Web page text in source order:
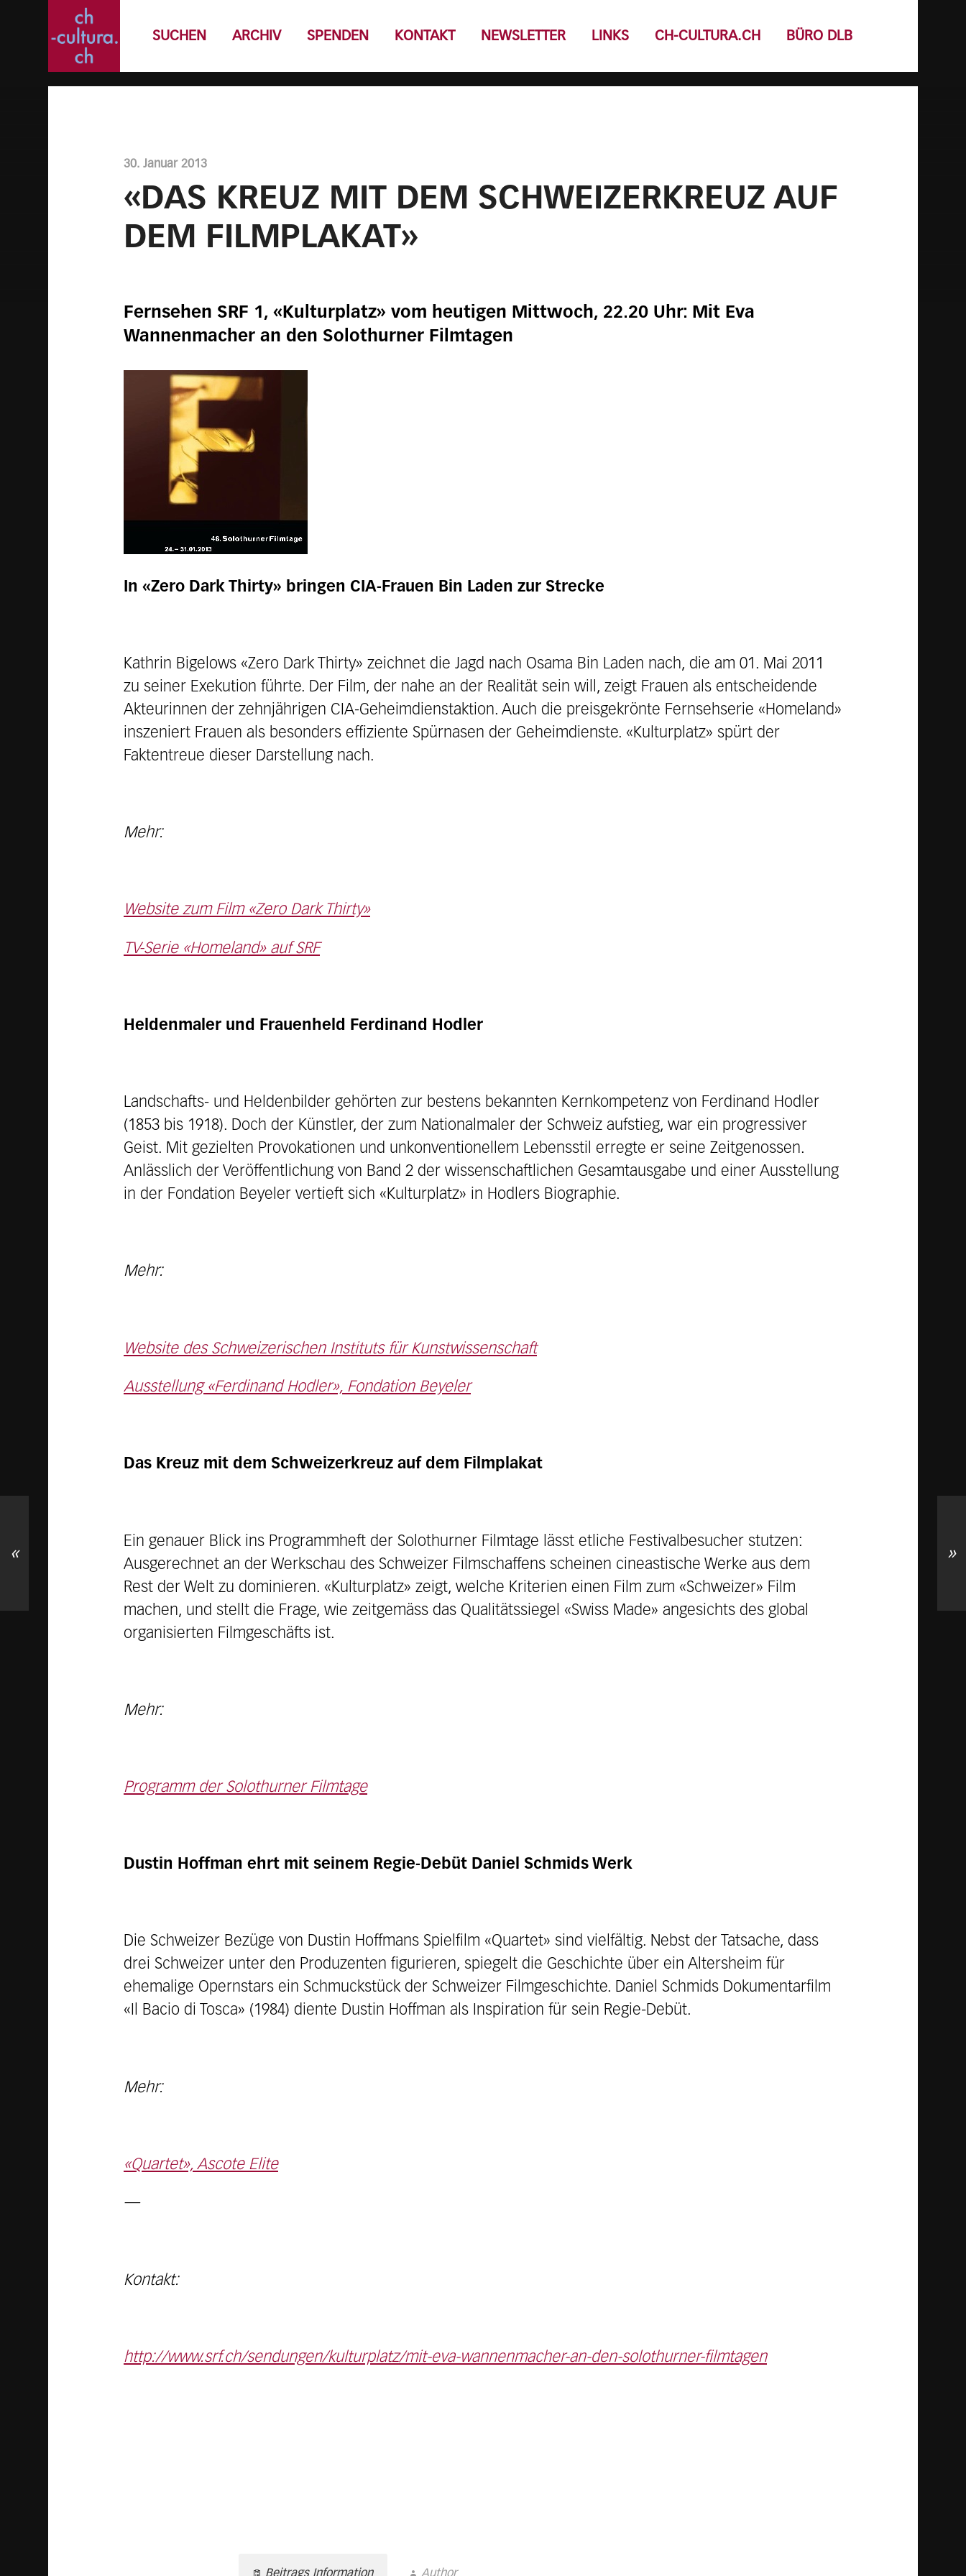
SUCHEN ARCHIV SPENDEN KONTAKT NEWSLETTER LINKS CH-CULTURA.CH BÜRO DLB
30. Januar 2013
«DAS KREUZ MIT DEM SCHWEIZERKREUZ AUF
DEM FILMPLAKAT»
Fernsehen SRF 1, «Kulturplatz» vom heutigen Mittwoch, 22.20 Uhr: Mit Eva
Wannenmacher an den Solothurner Filmtagen
In «Zero Dark Thirty» bringen CIA-Frauen Bin Laden zur Strecke
Kathrin Bigelows «Zero Dark Thirty» zeichnet die Jagd nach Osama Bin Laden nach, die am 01. Mai 2011
zu seiner Exekution führte. Der Film, der nahe an der Realität sein will, zeigt Frauen als entscheidende
Akteurinnen der zehnjährigen CIA-Geheimdienstaktion. Auch die preisgekrönte Fernsehserie «Homeland»
inszeniert Frauen als besonders effiziente Spürnasen der Geheimdienste. «Kulturplatz» spürt der
Faktentreue dieser Darstellung nach.
Mehr:
Website zum Film «Zero Dark Thirty»
TV-Serie «Homeland» auf SRF
Heldenmaler und Frauenheld Ferdinand Hodler
Landschafts- und Heldenbilder gehörten zur bestens bekannten Kernkompetenz von Ferdinand Hodler
(1853 bis 1918). Doch der Künstler, der zum Nationalmaler der Schweiz aufstieg, war ein progressiver
Geist. Mit gezielten Provokationen und unkonventionellem Lebensstil erregte er seine Zeitgenossen.
Anlässlich der Veröffentlichung von Band 2 der wissenschaftlichen Gesamtausgabe und einer Ausstellung
in der Fondation Beyeler vertieft sich «Kulturplatz» in Hodlers Biographie.
Mehr:
Website des Schweizerischen Instituts für Kunstwissenschaft
Ausstellung «Ferdinand Hodler», Fondation Beyeler
Das Kreuz mit dem Schweizerkreuz auf dem Filmplakat
Ein genauer Blick ins Programmheft der Solothurner Filmtage lässt etliche Festivalbesucher stutzen:
Ausgerechnet an der Werkschau des Schweizer Filmschaffens scheinen cineastische Werke aus dem
Rest der Welt zu dominieren. «Kulturplatz» zeigt, welche Kriterien einen Film zum «Schweizer» Film
machen, und stellt die Frage, wie zeitgemäss das Qualitätssiegel «Swiss Made» angesichts des global
organisierten Filmgeschäfts ist.
Mehr:
Programm der Solothurner Filmtage
Dustin Hoffman ehrt mit seinem Regie-Debüt Daniel Schmids Werk
Die Schweizer Bezüge von Dustin Hoffmans Spielfilm «Quartet» sind vielfältig. Nebst der Tatsache, dass
drei Schweizer unter den Produzenten figurieren, spiegelt die Geschichte über ein Altersheim für
ehemalige Opernstars ein Schmuckstück der Schweizer Filmgeschichte. Daniel Schmids Dokumentarfilm
«Il Bacio di Tosca» (1984) diente Dustin Hoffman als Inspiration für sein Regie-Debüt.
Mehr:
«Quartet», Ascote Elite
—
Kontakt:
http://www.srf.ch/sendungen/kulturplatz/mit-eva-wannenmacher-an-den-solothurner-filmtagen
« »